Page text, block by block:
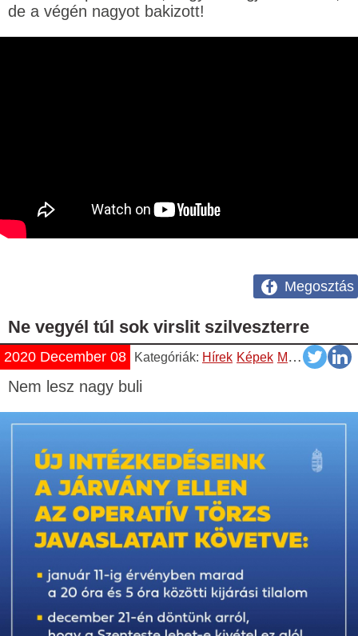
de a végén nagyot bakizott!
Megosztás
Ne vegyél túl sok virslit szilveszterre
2020 December 08 Kategóriák: Hírek Képek Magyar
Nem lesz nagy buli